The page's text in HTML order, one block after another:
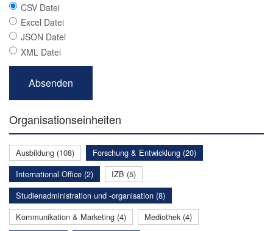
CSV Datei
Excel Datei
JSON Datei
XML Datei
Organisationseinheiten
Ausbildung (108)
Forschung & Entwicklung (20)
International Office (2)
IZB (5)
Studienadministration und -organisation (8)
Kommunikation & Marketing (4)
Mediothek (4)